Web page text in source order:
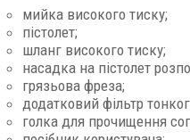
мийка високого тиску;
пістолет;
шланг високого тиску;
насадка на пістолет
грязьова фреза;
додатковий фільтр
голка для прочищення